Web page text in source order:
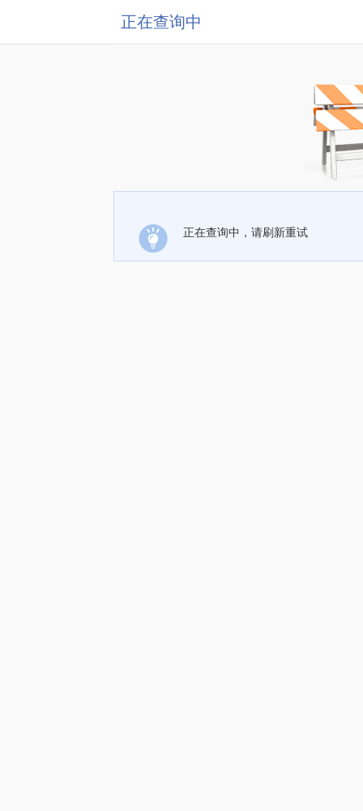
正在查询中
正在查询中，请刷新重试